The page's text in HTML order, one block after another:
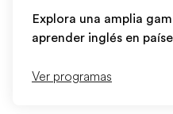
Explora una amplia
aprender inglés en
Ver programas